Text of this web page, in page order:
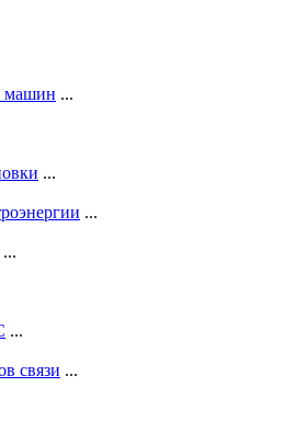
машин ...
...
...
...
...
связи ...